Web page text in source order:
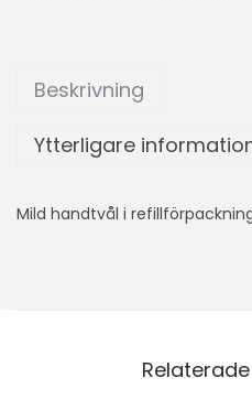
Beskrivning
Ytterligare
Mild handtvål i